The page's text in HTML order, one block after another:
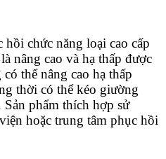
chức năng loại cao cấp
nâng cao và hạ thấp được
thể nâng cao hạ thấp
thời có thể kéo giường
Sản phẩm thích hợp sử
hoặc trung tâm phục hồi